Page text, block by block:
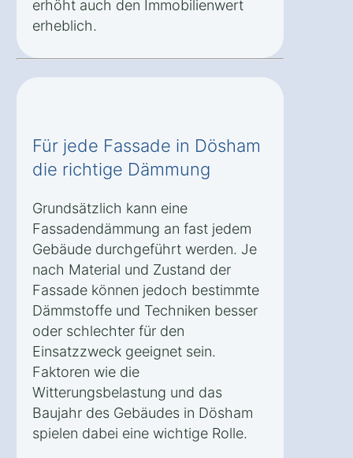
erhöht auch den Immobilienwert
erheblich.
Für jede Fassade in Dösham
die richtige Dämmung
Grundsätzlich kann eine
Fassadendämmung an fast jedem
Gebäude durchgeführt werden. Je
nach Material und Zustand der
Fassade können jedoch bestimmte
Dämmstoffe und Techniken besser
oder schlechter für den
Einsatzzweck geeignet sein.
Faktoren wie die
Witterungsbelastung und das
Baujahr des Gebäudes in Dösham
spielen dabei eine wichtige Rolle.